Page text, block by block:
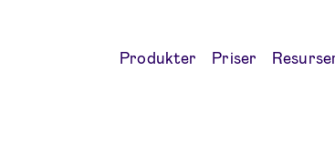
Produkter Priser